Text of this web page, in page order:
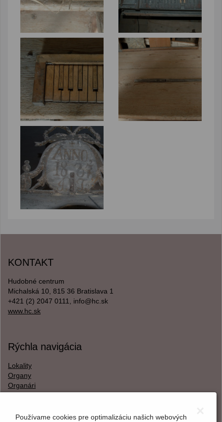
KONTAKT
Hudobné centrum
Michalská 10, 815 36 Bratislava 1
+421 (2) 2047 0111, info@hc.sk
www.hc.sk
Rýchla navigácia
Lokality
Organy
Organári
Používame cookies pre optimalizáciu našich webových